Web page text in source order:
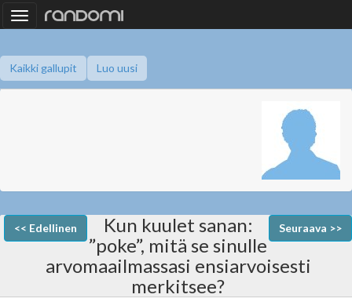
Toggle
navigation
Kaikki gallupit Luo uusi
<< Edellinen Seuraava >>
Kun kuulet sanan:
”poke”, mitä se sinulle
arvomaailmassasi ensiarvoisesti
merkitsee?